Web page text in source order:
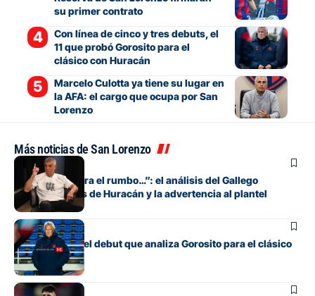
su primer contrato
Con línea de cinco y tres debuts, el
11 que probó Gorosito para el
clásico con Huracán
Marcelo Culotta ya tiene su lugar en
la AFA: el cargo que ocupa por San
Lorenzo
Más noticias de San Lorenzo
Fútbol
“Si no encuentra el rumbo…”: el análisis del Gallego
González antes de Huracán y la advertencia al plantel
Fútbol
Los cambios y el debut que analiza Gorosito para el clásico
con Huracán
Fútbol